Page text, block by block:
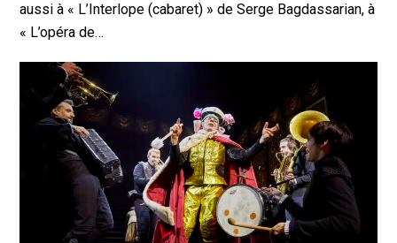
aussi à « L’Interlope (cabaret) » de Serge Bagdassarian, à
« L’opéra de…